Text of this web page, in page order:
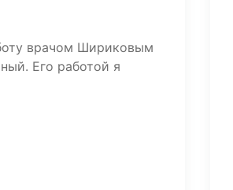
врачом Шириковым
Его работой я